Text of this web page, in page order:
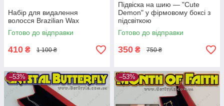
Набір для видалення
волосся Brazilian Wax
Готово до відправки
410 ₴ 1 100 ₴
Підвіска на шию — "Cute
Demon" у фірмовому боксі з
підсвіткою
Готово до відправки
350 ₴ 750 ₴
–53% –53%